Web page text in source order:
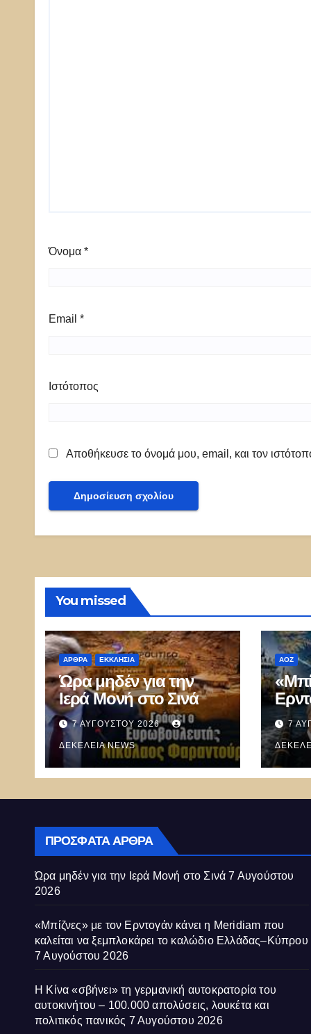
Όνομα *
Email *
Ιστότοπος
Αποθήκευσε το όνομά μου, email, και τον
You missed
ΑΡΘΡΑ ΕΚΚΛΗΣΊΑ
Ώρα μηδέν για την
Ιερά Μονή στο Σινά
7 ΑΥΓΟΎΣΤΟΥ 2026
ΔΕΚΈΛΕΙΑ NEWS
ΑΟΖ
7
ΠΡΌΣΦΑΤΑ ΆΡΘΡΑ
Ώρα μηδέν για την Ιερά Μονή στο Σινά 7 Αυγούστου
2026
«Μπίζνες» με τον Ερντογάν κάνει η Meridiam που
καλείται να ξεμπλοκάρει το καλώδιο Ελλάδας–Κύπρου
7 Αυγούστου 2026
Η Κίνα «σβήνει» τη γερμανική αυτοκρατορία του
αυτοκινήτου – 100.000 απολύσεις, λουκέτα και
πολιτικός πανικός 7 Αυγούστου 2026